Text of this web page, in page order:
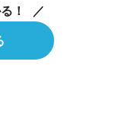
！